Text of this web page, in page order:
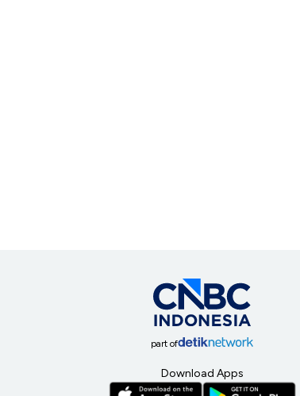
part of
Download Apps